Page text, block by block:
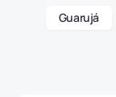
Guarujá